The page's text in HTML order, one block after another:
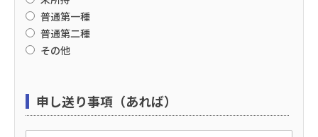
普通第一種
普通第二種
その他
申し送り事項（あれば）